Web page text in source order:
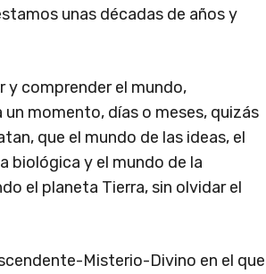
unas décadas de años y
y comprender el mundo,
momento, días o meses, quizás
que el mundo de las ideas, el
biológica y el mundo de la
el planeta Tierra, sin olvidar el
Misterio-Divino en el que